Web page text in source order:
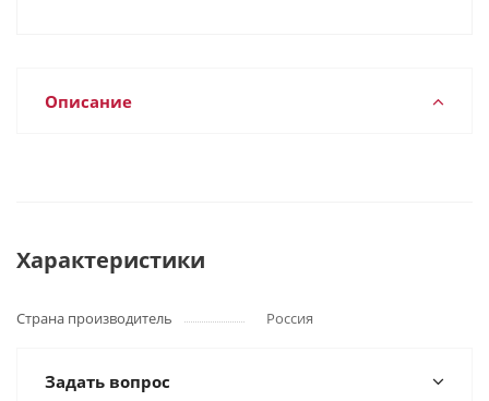
Описание
Характеристики
Страна производитель Россия
Задать вопрос